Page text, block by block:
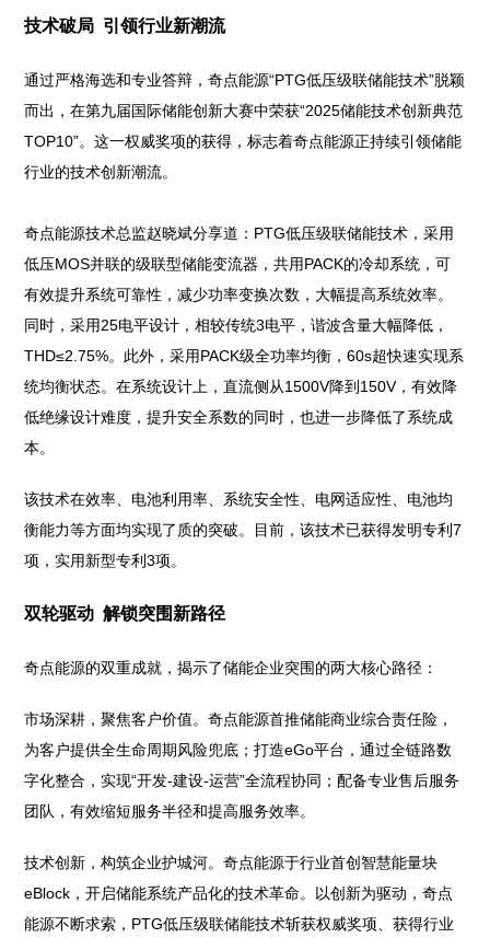
技术破局 引领行业新潮流
通过严格海选和专业答辩，奇点能源“PTG低压级联储能技术”脱颖
而出，在第九届国际储能创新大赛中荣获“2025储能技术创新典范
TOP10”。这一权威奖项的获得，标志着奇点能源正持续引领储能
行业的技术创新潮流。
奇点能源技术总监赵晓斌分享道：PTG低压级联储能技术，采用
低压MOS并联的级联型储能变流器，共用PACK的冷却系统，可
有效提升系统可靠性，减少功率变换次数，大幅提高系统效率。
同时，采用25电平设计，相较传统3电平，谐波含量大幅降低，
THD≤2.75%。此外，采用PACK级全功率均衡，60s超快速实现系
统均衡状态。在系统设计上，直流侧从1500V降到150V，有效降
低绝缘设计难度，提升安全系数的同时，也进一步降低了系统成
本。
该技术在效率、电池利用率、系统安全性、电网适应性、电池均
衡能力等方面均实现了质的突破。目前，该技术已获得发明专利7
项，实用新型专利3项。
双轮驱动 解锁突围新路径
奇点能源的双重成就，揭示了储能企业突围的两大核心路径：
市场深耕，聚焦客户价值。奇点能源首推储能商业综合责任险，
为客户提供全生命周期风险兜底；打造eGo平台，通过全链路数
字化整合，实现“开发-建设-运营”全流程协同；配备专业售后服务
团队，有效缩短服务半径和提高服务效率。
技术创新，构筑企业护城河。奇点能源于行业首创智慧能量块
eBlock，开启储能系统产品化的技术革命。以创新为驱动，奇点
能源不断求索，PTG低压级联储能技术斩获权威奖项、获得行业